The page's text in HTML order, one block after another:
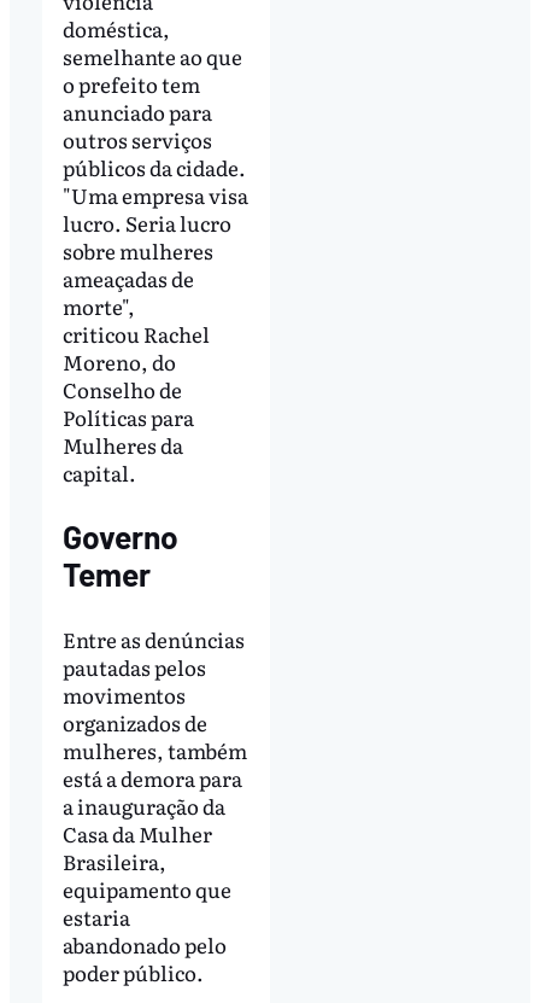
doméstica,
semelhante ao que
o prefeito tem
anunciado para
outros serviços
públicos da cidade.
"Uma empresa visa
lucro. Seria lucro
sobre mulheres
ameaçadas de
morte",
criticou Rachel
Moreno, do
Conselho de
Políticas para
Mulheres da
capital.
Governo
Temer
Entre as denúncias
pautadas pelos
movimentos
organizados de
mulheres, também
está a demora para
a inauguração da
Casa da Mulher
Brasileira,
equipamento que
estaria
abandonado pelo
poder público.